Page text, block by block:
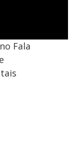
Fala